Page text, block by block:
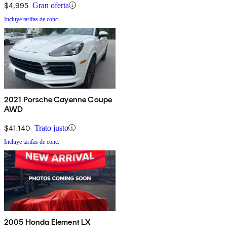
$4,995 Gran oferta
Incluye tarifas de conc.
2021 Porsche Cayenne Coupe
AWD
$41,140 Trato justo
Incluye tarifas de conc.
2005 Honda Element LX